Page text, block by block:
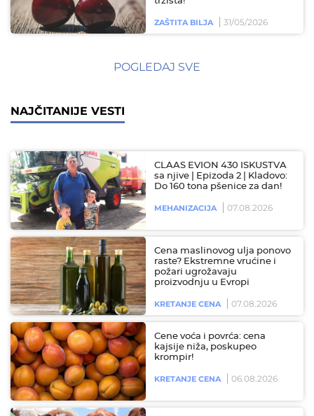
ZAŠTITA BILJA 31/05/2026
POGLEDAJ SVE
NAJČITANIJE VESTI
CLAAS EVION 430 ISKUSTVA
sa njive | Epizoda 2 | Kladovo:
Do 160 tona pšenice za dan!
MEHANIZACIJA 07.08.2026
Cena maslinovog ulja ponovo
raste? Ekstremne vrućine i
požari ugrožavaju
proizvodnju u Evropi
KRETANJE CENA 07.08.2026
Cene voća i povrća: cena
kajsije niža, poskupeo
krompir!
KRETANJE CENA 06.08.2026